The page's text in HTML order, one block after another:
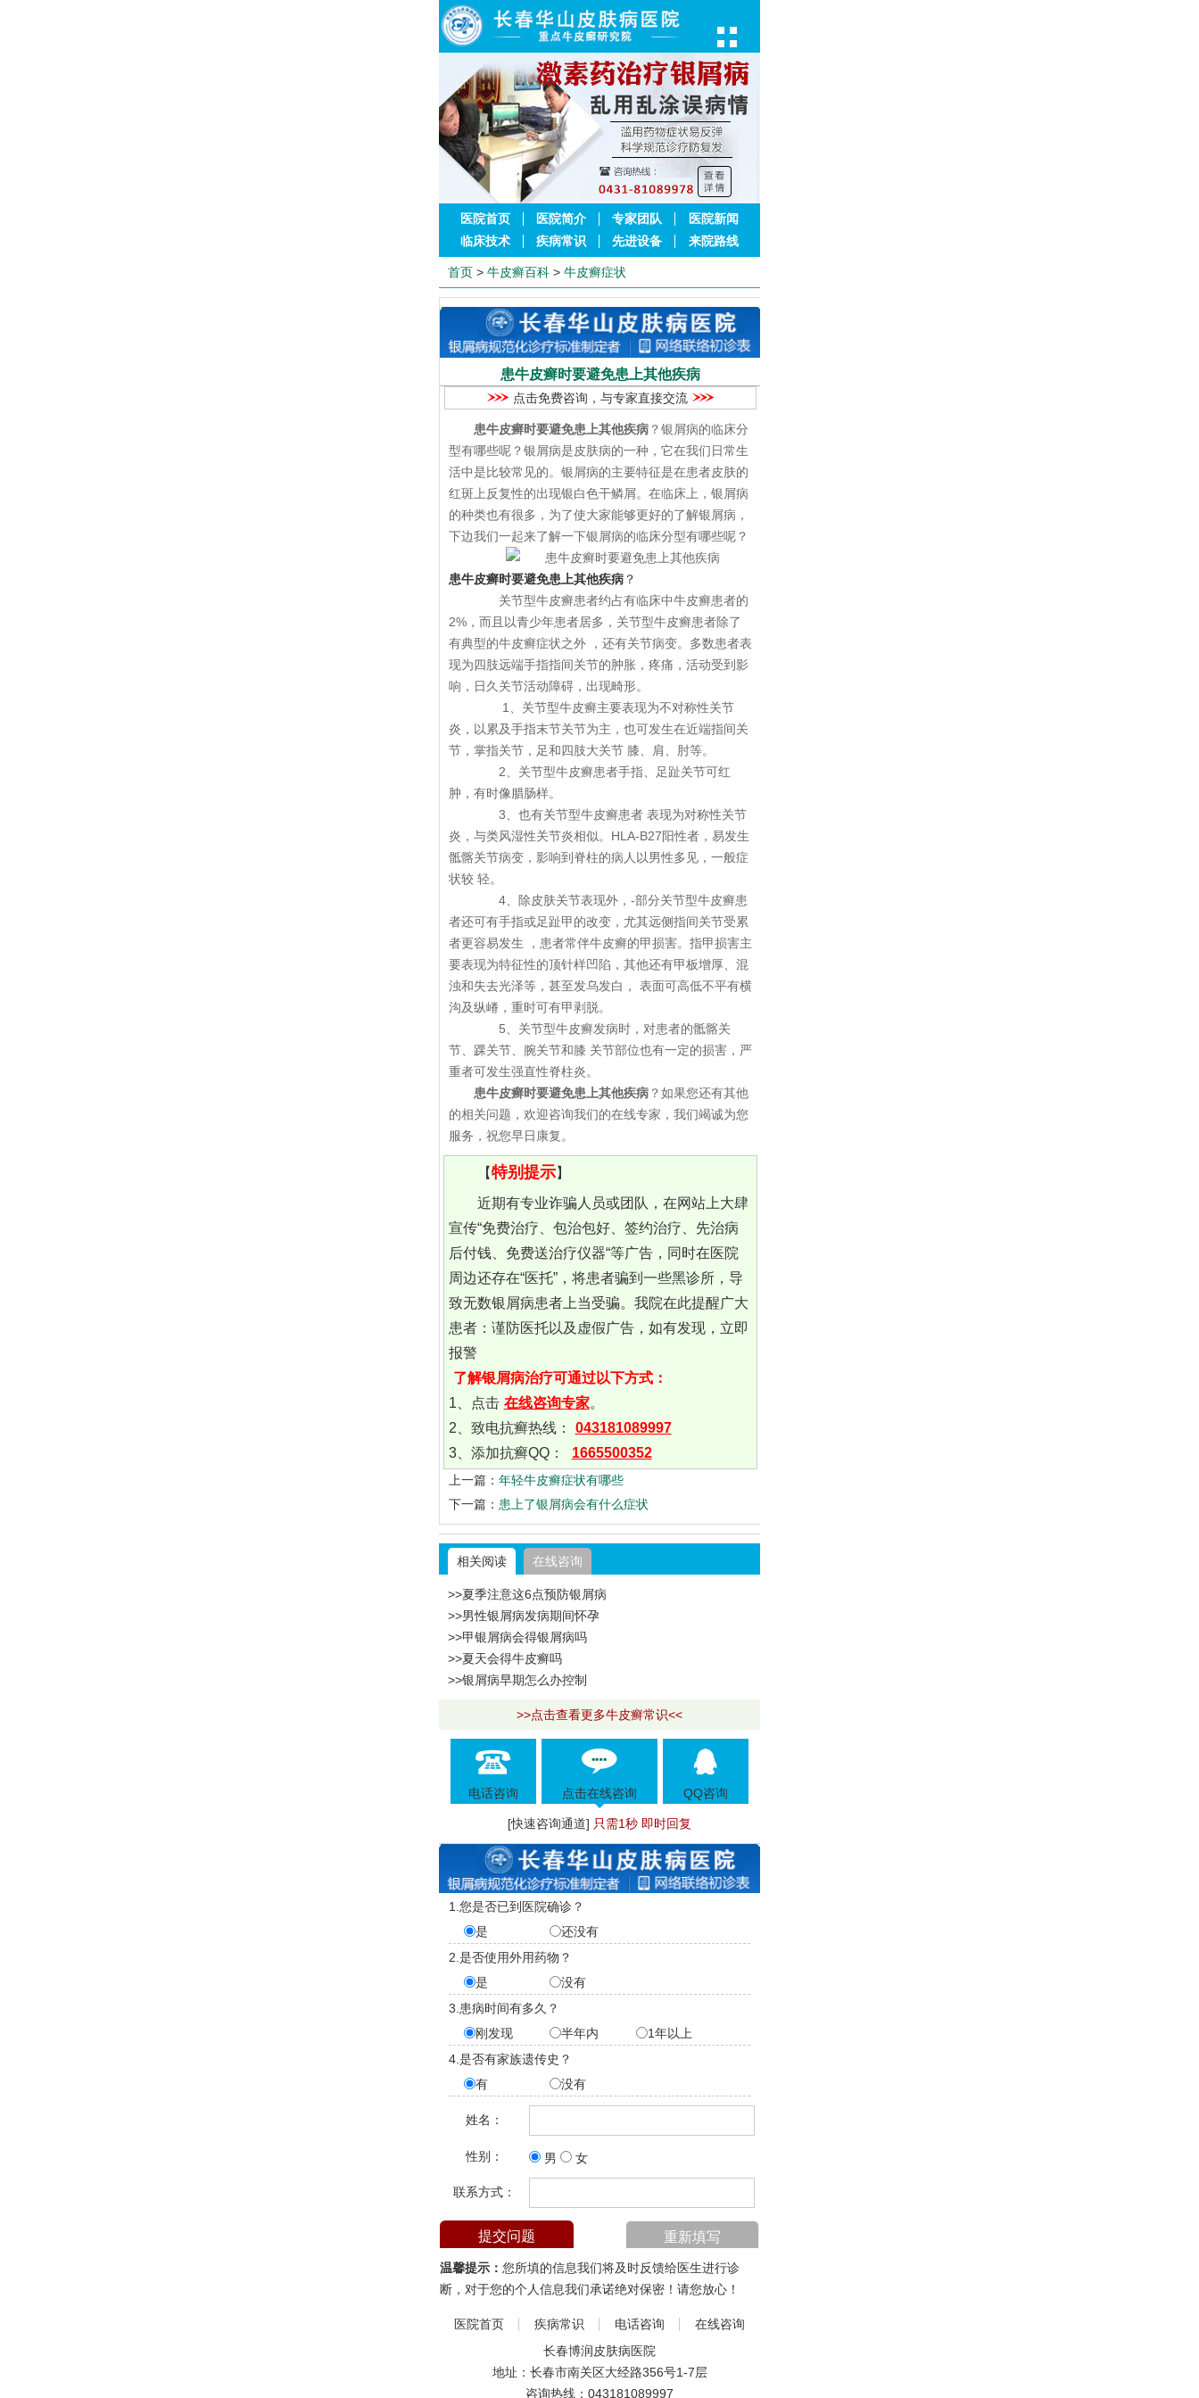
医院首页 医院简介 专家团队
医院新闻
临床技术
疾病常识 先进设备 来院路线
首页 > 牛皮癣百科 > 牛皮癣症状
患牛皮癣时要避免患上其他疾病
点击免费咨询，与专家直接交流
患牛皮癣时要避免患上其他疾病 ？银屑病的临床分
型有哪些呢？银屑病是皮肤病的一种，它在我们日常生
活中是比较常见的。银屑病的主要特征是在患者皮肤的
红斑上反复性的出现银白色干鳞屑。在临床上，银屑病
的种类也有很多，为了使大家能够更好的了解银屑病，
下边我们一起来了解一下银屑病的临床分型有哪些呢？
患牛皮癣时要避免患上其他疾病 ？
关节型牛皮癣患者约占有临床中牛皮癣患者的
2%，而且以青少年患者居多，关节型牛皮癣患者除了
有典型的牛皮癣症状之外 ，还有关节病变。多数患者表
现为四肢远端手指指间关节的肿胀，疼痛，活动受到影
响，日久关节活动障碍，出现畸形。
1、关节型牛皮癣主要表现为不对称性关节
炎，以累及手指末节关节为主，也可发生在近端指间关
节，掌指关节，足和四肢大关节 膝、肩、肘等。
2、关节型牛皮癣患者手指、足趾关节可红
肿，有时像腊肠样。
3、也有关节型牛皮癣患者 表现为对称性关节
炎，与类风湿性关节炎相似。HLA-B27阳性者，易发生
骶髂关节病变，影响到脊柱的病人以男性多见，一般症
状较 轻。
4、除皮肤关节表现外，-部分关节型牛皮癣患
者还可有手指或足趾甲的改变，尤其远侧指间关节受累
者更容易发生 ，患者常伴牛皮癣的甲损害。指甲损害主
要表现为特征性的顶针样凹陷，其他还有甲板增厚、混
浊和失去光泽等，甚至发乌发白， 表面可高低不平有横
沟及纵嵴，重时可有甲剥脱。
5、关节型牛皮癣发病时，对患者的骶髂关
节、踝关节、腕关节和膝 关节部位也有一定的损害，严
重者可发生强直性脊柱炎。
患牛皮癣时要避免患上其他疾病 ？如果您还有其他
的相关问题，欢迎咨询我们的在线专家，我们竭诚为您
服务，祝您早日康复。
【特别提示】
近期有专业诈骗人员或团队，在网站上大肆
宣传“免费治疗、包治包好、签约治疗、先治病
后付钱、免费送治疗仪器“等广告，同时在医院
周边还存在“医托”，将患者骗到一些黑诊所，导
致无数银屑病患者上当受骗。我院在此提醒广大
患者：谨防医托以及虚假广告，如有发现，立即
报警
了解银屑病治疗可通过以下方式：
1、点击 在线咨询专家。
2、致电抗癣热线：
043181089997
3、添加抗癣QQ：
1665500352
上一篇： 年轻牛皮癣症状有哪些
下一篇： 患上了银屑病会有什么症状
相关阅读 在线咨询
>>夏季注意这6点预防银屑病
>>男性银屑病发病期间怀孕
>>甲银屑病会得银屑病吗
>>夏天会得牛皮癣吗
>>银屑病早期怎么办控制
>>点击查看更多牛皮癣常识<<
电话咨询 点击在线咨询 QQ咨询
[快速咨询通道] 只需1秒 即时回复
1.您是否已到医院确诊？
是
还没有
2.是否使用外用药物？
是
没有
3.患病时间有多久？
刚发现
半年内
1年以上
4.是否有家族遗传史？
有
没有
姓名：
性别： 男 女
联系方式：
温馨提示： 您所填的信息我们将及时反馈给医生进行诊
断，对于您的个人信息我们承诺绝对保密！请您放心！
医院首页 疾病常识 电话咨询
在线咨询
长春博润皮肤病医院
地址：长春市南关区大经路356号1-7层
咨询热线： 043181089997